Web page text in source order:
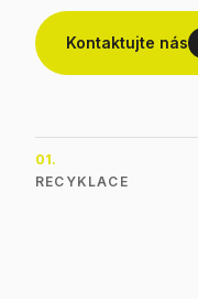
Kontaktujte nás
01.
RECYKLACE